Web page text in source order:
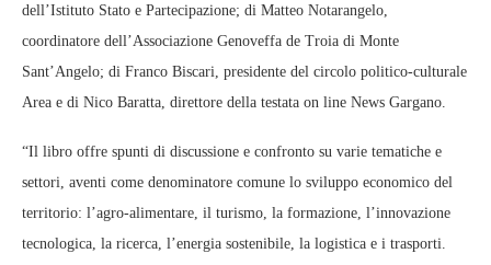
dell’Istituto Stato e Partecipazione; di Matteo Notarangelo,
coordinatore dell’Associazione Genoveffa de Troia di Monte
Sant’Angelo; di Franco Biscari, presidente del circolo politico-culturale
Area e di Nico Baratta, direttore della testata on line News Gargano.
“Il libro offre spunti di discussione e confronto su varie tematiche e
settori, aventi come denominatore comune lo sviluppo economico del
territorio: l’agro-alimentare, il turismo, la formazione, l’innovazione
tecnologica, la ricerca, l’energia sostenibile, la logistica e i trasporti.